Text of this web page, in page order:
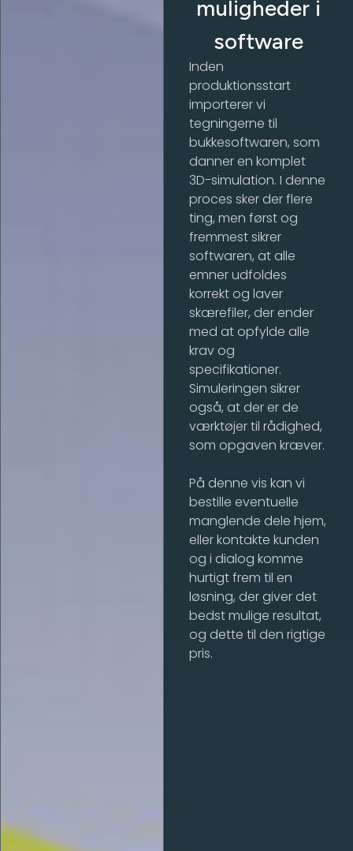
muligheder i
software
Inden
produktionsstart
importerer vi
tegningerne til
bukkesoftwaren, som
danner en komplet
3D-simulation. I denne
proces sker der flere
ting, men først og
fremmest sikrer
softwaren, at alle
emner udfoldes
korrekt og laver
skærefiler, der ender
med at opfylde alle
krav og
specifikationer.
Simuleringen sikrer
også, at der er de
værktøjer til rådighed,
som opgaven kræver.
På denne vis kan vi
bestille eventuelle
manglende dele hjem,
eller kontakte kunden
og i dialog komme
hurtigt frem til en
løsning, der giver det
bedst mulige resultat,
og dette til den rigtige
pris.